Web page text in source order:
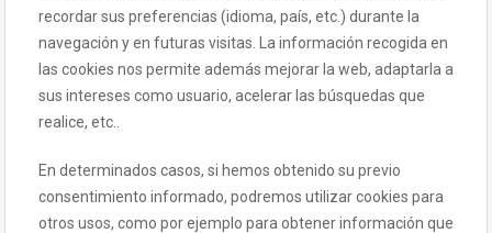
recordar sus preferencias (idioma, país, etc.) durante la
navegación y en futuras visitas. La información recogida en
las cookies nos permite además mejorar la web, adaptarla a
sus intereses como usuario, acelerar las búsquedas que
realice, etc..
En determinados casos, si hemos obtenido su previo
consentimiento informado, podremos utilizar cookies para
otros usos, como por ejemplo para obtener información que